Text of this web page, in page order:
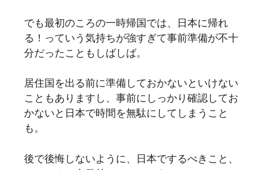
でも最初のころの一時帰国では、日本に帰れ
る！っていう気持ちが強すぎて事前準備が不十
分だったこともしばしば。
居住国を出る前に準備しておかないといけない
こともありますし、事前にしっかり確認してお
かないと日本で時間を無駄にしてしまうこと
も。
後で後悔しないように、日本でするべきこと、